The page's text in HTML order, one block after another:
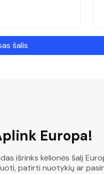
šalis
Europa!
išrinks kelionės šalį
patirti nuotykių ar